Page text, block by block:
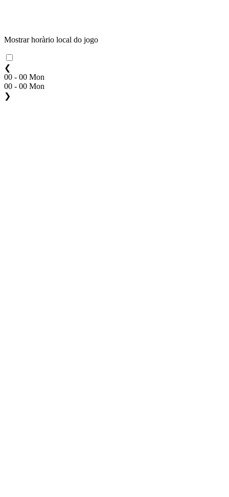
Mostrar horàrio local do jogo
❮
00 - 00 Mon
00 - 00 Mon
❯